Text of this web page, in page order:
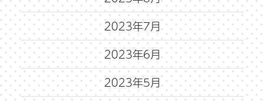
2023年7月
2023年6月
2023年5月